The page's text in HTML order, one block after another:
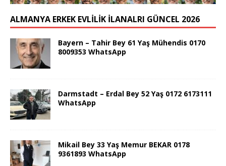
ALMANYA ERKEK EVLİLİK İLANALRI GÜNCEL 2026
Bayern – Tahir Bey 61 Yaş Mühendis 0170
8009353 WhatsApp
Darmstadt – Erdal Bey 52 Yaş 0172 6173111
WhatsApp
Mikail Bey 33 Yaş Memur BEKAR 0178
9361893 WhatsApp